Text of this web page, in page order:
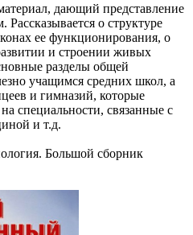
дающий представление
о структуре
ее функционирования, о
и строении живых
разделы общей
учащимся средних школ, а
и гимназий, которые
специальности, связанные с
и т.д.
Большой сборник